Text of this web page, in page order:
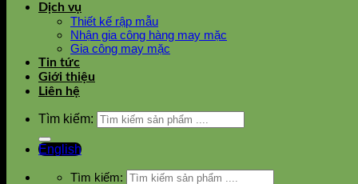
Dịch vụ
Thiết kế rập mẫu
Nhận gia công hàng may mặc
Gia công may mặc
Tin tức
Giới thiệu
Liên hệ
Tìm kiếm:
English
Tìm kiếm: